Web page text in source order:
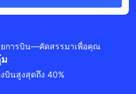
ยการบิน—คัดสรรมาเพื่อคุณ
บินสูงสุดถึง 40%